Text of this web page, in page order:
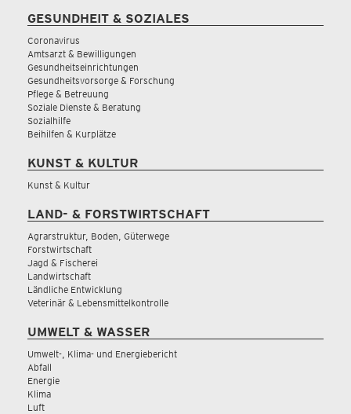
GESUNDHEIT & SOZIALES
Coronavirus
Amtsarzt & Bewilligungen
Gesundheitseinrichtungen
Gesundheitsvorsorge & Forschung
Pflege & Betreuung
Soziale Dienste & Beratung
Sozialhilfe
Beihilfen & Kurplätze
KUNST & KULTUR
Kunst & Kultur
LAND- & FORSTWIRTSCHAFT
Agrarstruktur, Boden, Güterwege
Forstwirtschaft
Jagd & Fischerei
Landwirtschaft
Ländliche Entwicklung
Veterinär & Lebensmittelkontrolle
UMWELT & WASSER
Umwelt-, Klima- und Energiebericht
Abfall
Energie
Klima
Luft